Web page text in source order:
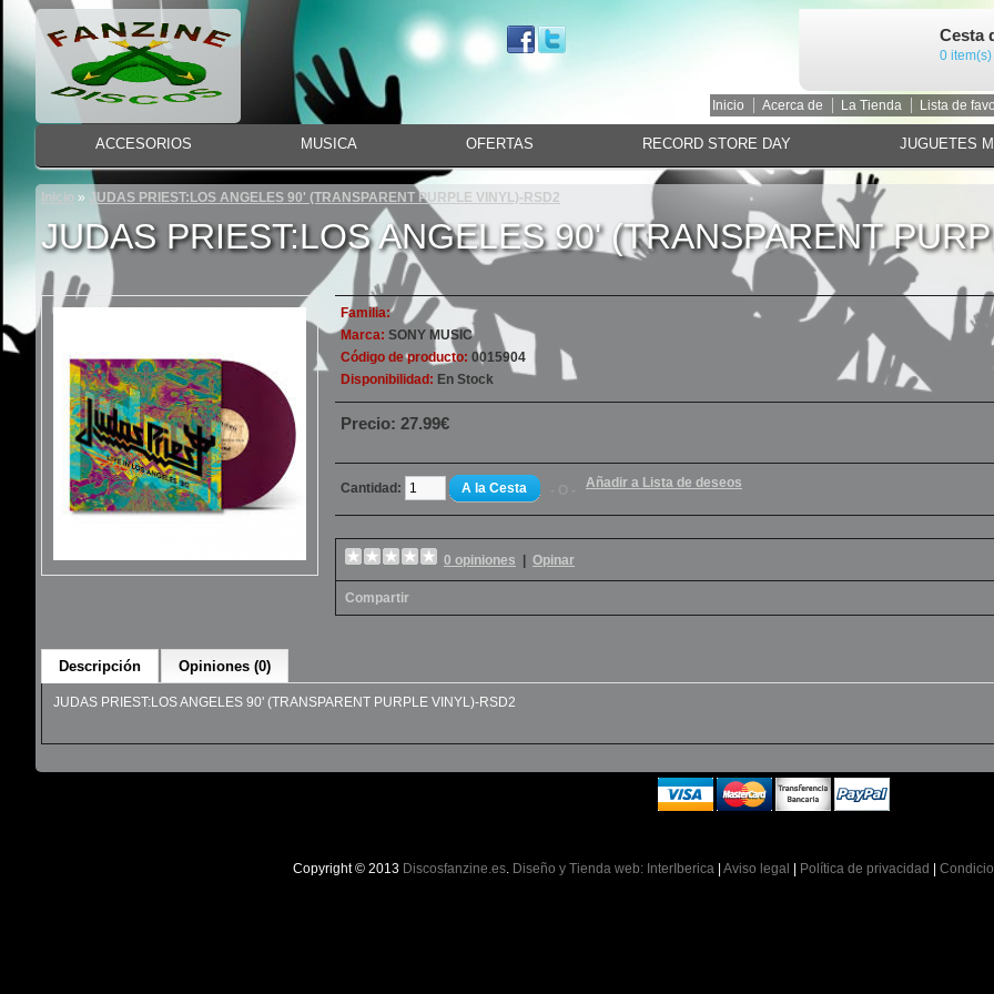
Cesta
0
Inicio Acerca de La Tienda Lista de
ACCESORIOS MUSICA OFERTAS RECORD STORE DAY JUGUETES
Inicio » JUDAS PRIEST:LOS ANGELES 90' (TRANSPARENT PURPLE VINYL)-RSD2
JUDAS PRIEST:LOS ANGELES 90' (TRANSPARENT
Familia:
Marca: SONY MUSIC
Código de producto: 0015904
Disponibilidad: En Stock
Precio: 27.99€
Cantidad: A la Cesta Añadir a Lista de deseos
0 opiniones Opinar
Compartir
Descripción Opiniones (0)
JUDAS PRIEST:LOS ANGELES 90' (TRANSPARENT PURPLE VINYL)-RSD2
Copyright © 2013 Discosfanzine.es. Diseño y Tienda web: InterIberica| Aviso legal Política de privacidad